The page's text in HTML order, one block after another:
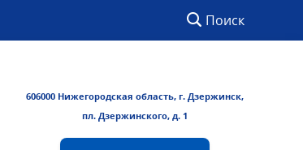
Поиск
606000 Нижегородская область, г. Дзержинск,
пл. Дзержинского, д. 1